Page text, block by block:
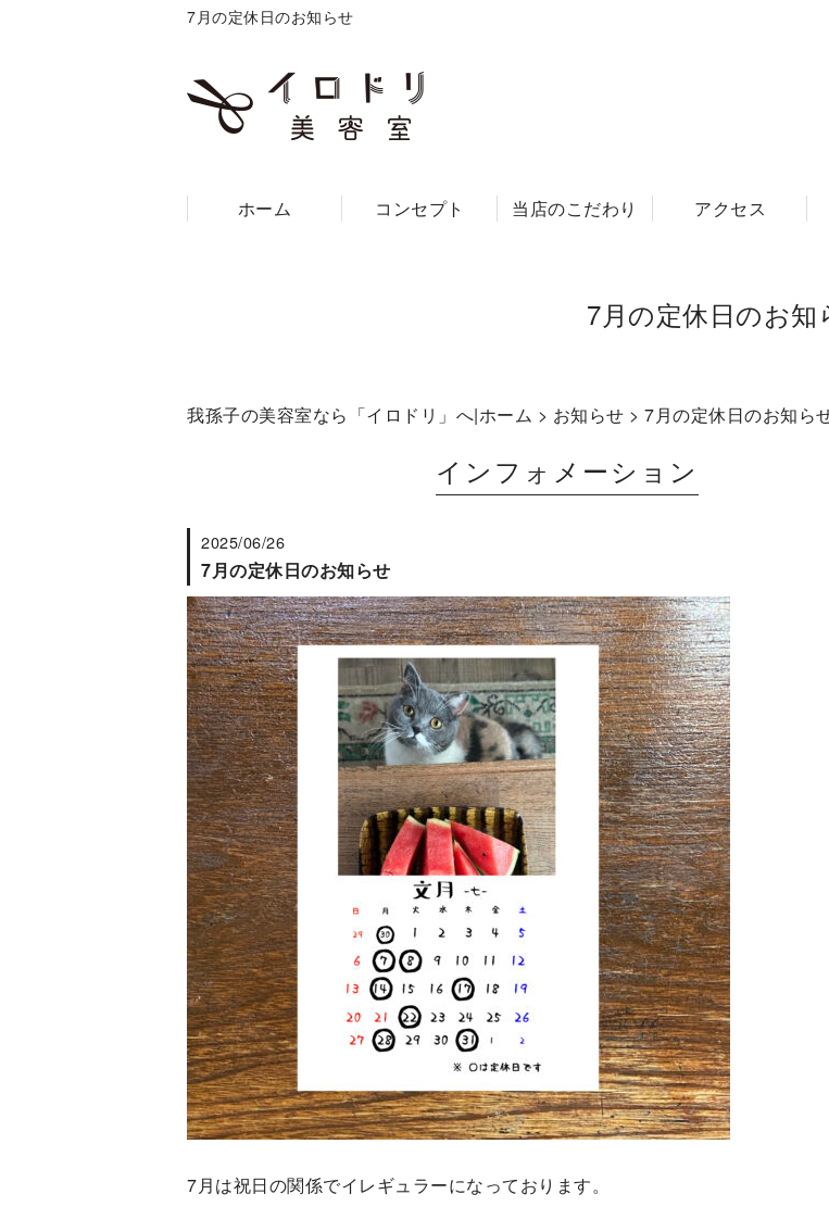
7月の定休日のお知らせ
ホーム コンセプト 当店のこだわり アクセス
7月の定休日のお知
我孫子の美容室なら「イロドリ」へ|ホーム > お知らせ > 7月の定休日のお知ら
インフォメーション
2025/06/26
7月の定休日のお知らせ
7月は祝日の関係でイレギュラーになっております。